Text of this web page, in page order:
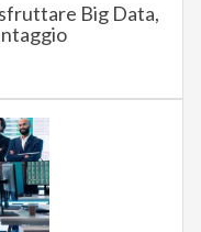
Big Data,